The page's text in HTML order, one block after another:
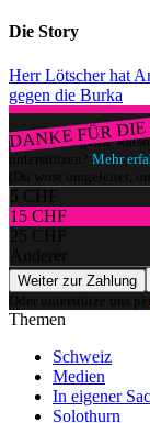
Die Story
Herr Lötscher hat
gegen die Burka
DANKE FÜR
Würdest du gerne
unterstützen? Mehr
(Du wirst umgeleitet,
5 CHF
15 CHF
25 CHF
Anderer
Weiter zur Zahlung
Oder unterstütze uns per
Themen
Schweiz
Medien
In eigener
Solothurn